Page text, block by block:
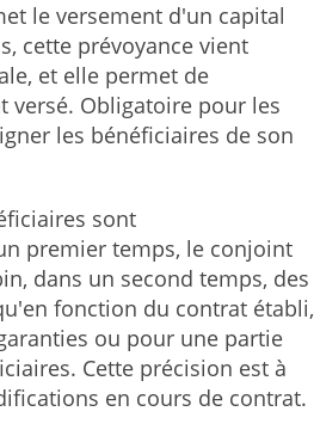
le versement d'un capital
cette prévoyance vient
et elle permet de
versé. Obligatoire pour les
les bénéficiaires de son
sont
premier temps, le conjoint
dans un second temps, des
fonction du contrat établi,
ou pour une partie
Cette précision est à
en cours de contrat.